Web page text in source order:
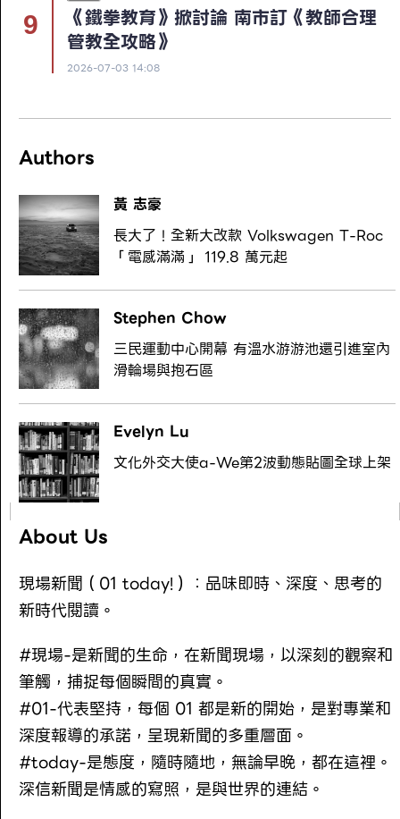
《鐵拳教育》掀討論 南市訂《教師合理
管教全攻略》
2026-07-03 14:08
Authors
黃 志豪
長大了！全新大改款 Volkswagen T-Roc
「電感滿滿」 119.8 萬元起
Stephen Chow
三民運動中心開幕 有溫水游游池還引進室內
滑輪場與抱石區
Evelyn Lu
文化外交大使a-We第2波動態貼圖全球上架
About Us
現場新聞（01 today!）：品味即時、深度、思考的
新時代閱讀。
#現場-是新聞的生命，在新聞現場，以深刻的觀察和
筆觸，捕捉每個瞬間的真實。
#01-代表堅持，每個 01 都是新的開始，是對專業和
深度報導的承諾，呈現新聞的多重層面。
#today-是態度，隨時隨地，無論早晚，都在這裡。
深信新聞是情感的寫照，是與世界的連結。